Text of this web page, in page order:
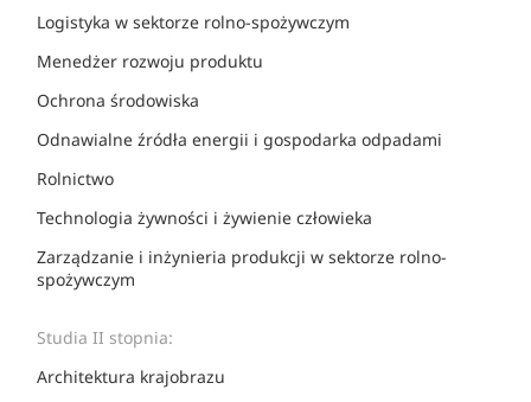
Logistyka w sektorze rolno-spożywczym
Menedżer rozwoju produktu
Ochrona środowiska
Odnawialne źródła energii i gospodarka odpadami
Rolnictwo
Technologia żywności i żywienie człowieka
Zarządzanie i inżynieria produkcji w sektorze rolno-
spożywczym
Studia II stopnia:
Architektura krajobrazu